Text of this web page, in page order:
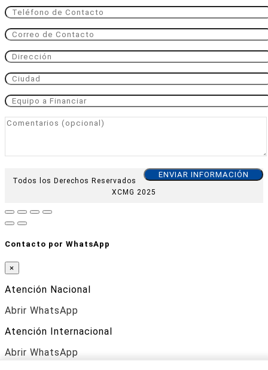
Todos los Derechos Reservados
XCMG 2025
Contacto por WhatsApp
×
Atención Nacional
Abrir WhatsApp
Atención Internacional
Abrir WhatsApp